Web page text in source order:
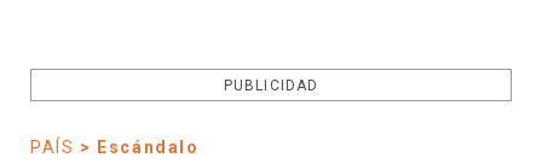
PUBLICIDAD
PAÍS > Escándalo